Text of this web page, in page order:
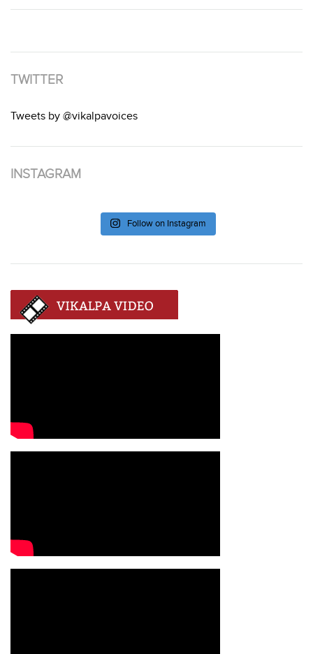
TWITTER
Tweets by @vikalpavoices
INSTAGRAM
Follow on Instagram